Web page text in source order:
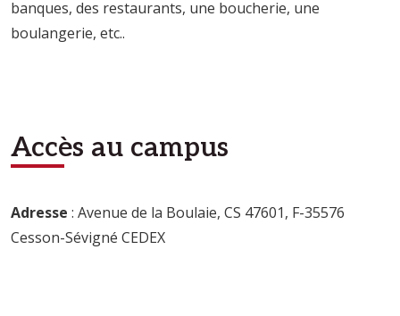
banques, des restaurants, une boucherie, une
boulangerie, etc..
Accès au campus
Adresse : Avenue de la Boulaie, CS 47601, F-35576
Cesson-Sévigné CEDEX